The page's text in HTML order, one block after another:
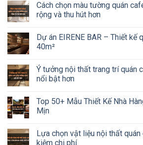
Cách chọn màu tường quán
rộng và thu hút hơn
Dự án EIRENE BAR – Thiết kế
40m²
Ý tưởng nội thất trang trí quán
nổi bật hơn
Top 50+ Mẫu Thiết Kế Nhà
Mịn
Lựa chọn vật liệu nội thất
kiệm chi phí